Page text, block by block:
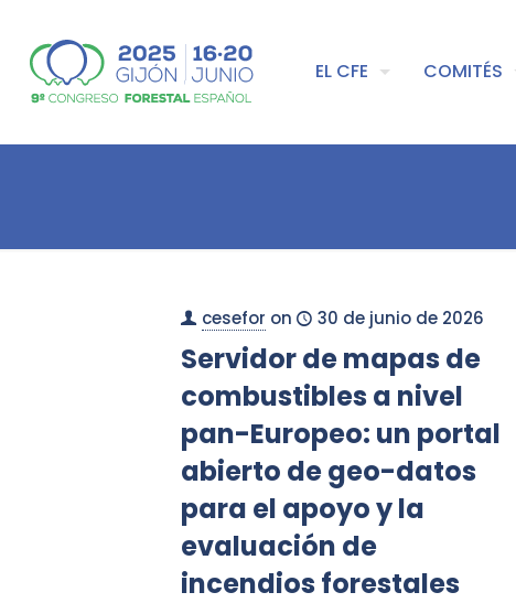
EL CFE COMITÉS
cesefor on 30 de junio de 2026
Servidor de mapas de
combustibles a nivel
pan-Europeo: un portal
abierto de geo-datos
para el apoyo y la
evaluación de
incendios forestales